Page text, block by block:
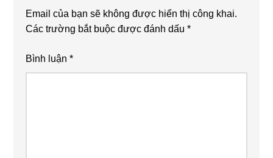
Email của bạn sẽ không được hiển thị công khai.
Các trường bắt buộc được đánh dấu*
Bình luận*